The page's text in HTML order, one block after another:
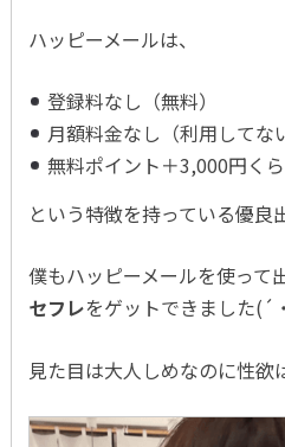
ハッピーメールは、
登録料なし（無料）
月額料金なし（利用してな
無料ポイント＋3,000円く
という特徴を持っている優良
僕もハッピーメールを使って
セフレをゲットできました
見た目は大人しめなのに性欲